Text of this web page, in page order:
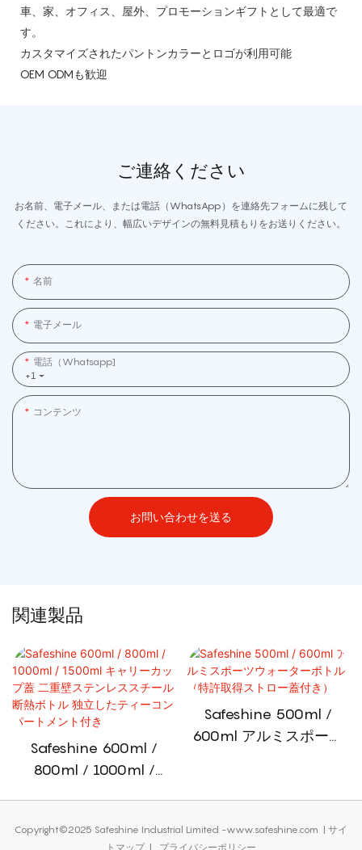
車、家、オフィス、屋外、プロモーションギフトとして最適で
す。
カスタマイズされたパントンカラーとロゴが利用可能
OEM ODMも歓迎
ご連絡ください
お名前、電子メール、または電話（WhatsApp）を連絡先フォームに残して
ください。これにより、幅広いデザインの無料見積もりをお送りください。
名前
電子メール
+1
電話（whatsapp]
コンテンツ
お問い合わせを送る
関連製品
Safeshine 600ml /
800ml / 1000ml /
チール断熱ボトル 独立
Safeshine 500ml /
600ml アルミスポーツ
Copyright©2025 Safeshine Industrial Limited -www.safeshine.com | サイ
トマップ | プライバシーポリシー